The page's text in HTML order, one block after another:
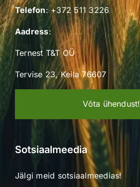
Telefon:+372 511 3226
Aadress:
Ternest T&T OÜ
Tervise 23, Keila 76607
Võta ühendust!
Sotsiaalmeedia
Jälgi meid sotsiaalmeedias!